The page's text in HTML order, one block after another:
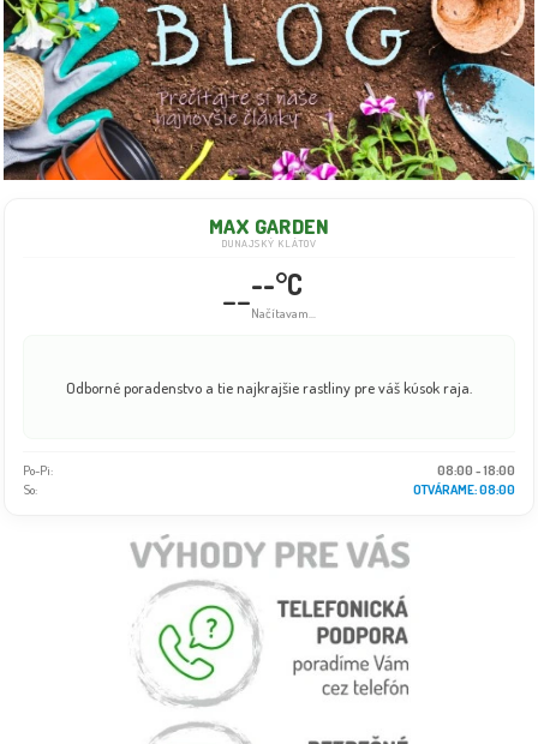
MAX GARDEN
DUNAJSKÝ KLÁTOV
----°C
Načítavam...
Odborné poradenstvo a tie najkrajšie rastliny pre váš kúsok raja.
Po-Pi:
08:00 - 18:00
So:
OTVÁRAME: 08:00